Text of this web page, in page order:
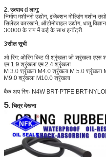
2. उत्पाद d लागू:
निर्माण मशीनरी उद्योग, इंजेक्शन मोल्डिंग मशीन
सिलेंडर कारखाने, ऑटोमोबाइल उद्योग, धातु
30000 के रूप में कई के साथ इन्वेंट्री.
3सील सूची
ओ रिंग: ओरिंग किट पी श्रृंखला जी श्रृंखला
एम 1.9 श्रृंखला एम 2.4 श्रृंखला
M 3.0 श्रृंखला M4.0 श्रृंखला M 5.0 श्रृंखला
M9.0 श्रृंखला M10.0 श्रृंखला
बैक अप रिंगः N4W BRT-PTFE BRT-
5. चित्र देखना